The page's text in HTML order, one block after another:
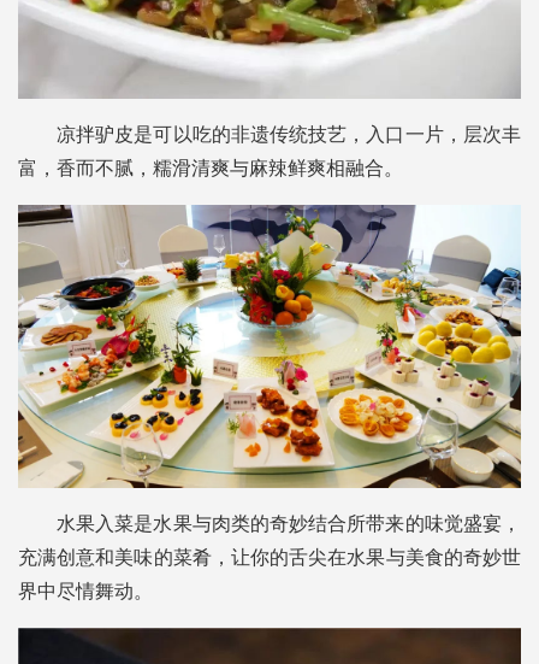
凉拌驴皮是可以吃的非遗传统技艺，入口一片，层次丰
富，香而不腻，糯滑清爽与麻辣鲜爽相融合。
水果入菜是水果与肉类的奇妙结合所带来的味觉盛宴，
充满创意和美味的菜肴，让你的舌尖在水果与美食的奇妙世
界中尽情舞动。